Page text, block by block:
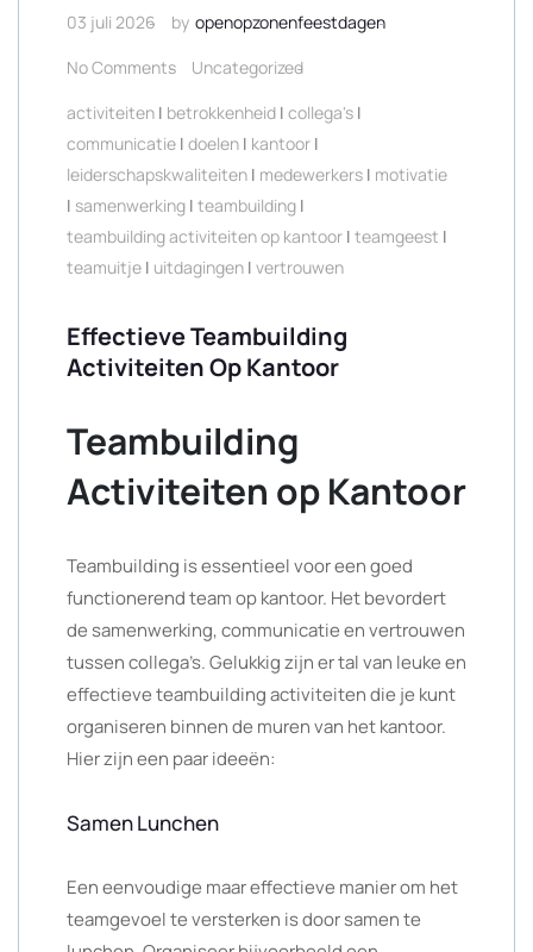
03 juli 2026 by openopzonenfeestdagen
No Comments
Uncategorized
activiteiten | betrokkenheid | collega's |
communicatie | doelen | kantoor |
leiderschapskwaliteiten | medewerkers | motivatie
| samenwerking | teambuilding |
teambuilding activiteiten op kantoor | teamgeest |
teamuitje | uitdagingen | vertrouwen
Effectieve Teambuilding
Activiteiten Op Kantoor
Teambuilding
Activiteiten op Kantoor
Teambuilding is essentieel voor een goed
functionerend team op kantoor. Het bevordert
de samenwerking, communicatie en vertrouwen
tussen collega’s. Gelukkig zijn er tal van leuke en
effectieve teambuilding activiteiten die je kunt
organiseren binnen de muren van het kantoor.
Hier zijn een paar ideeën:
Samen Lunchen
Een eenvoudige maar effectieve manier om het
teamgevoel te versterken is door samen te